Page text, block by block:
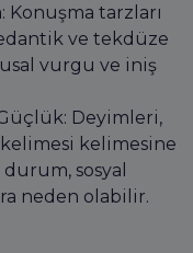
Konuşma tarzları
ve tekdüze
vurgu ve iniş
Deyimleri,
kelimesine
sosyal
neden olabilir.